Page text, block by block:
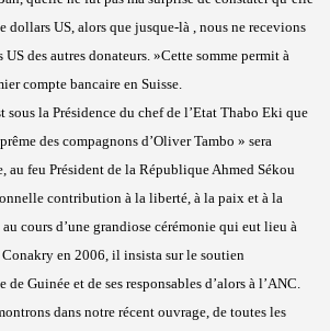
US, alors que jusque-là , nous ne recevions
des autres donateurs. »Cette somme permit à
compte bancaire en Suisse.
sous la Présidence du chef de l’Etat Thabo Eki que
des compagnons d’Oliver Tambo » sera
au feu Président de la République Ahmed Sékou
contribution à la liberté, à la paix et à la
cours d’une grandiose cérémonie qui eut lieu à
en 2006, il insista sur le soutien
Guinée et de ses responsables d’alors à l’ANC.
dans notre récent ouvrage, de toutes les